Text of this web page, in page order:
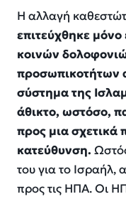
Η αλλαγή
επιτεύχθηκε
κοινών
προσωπικοτήτων
σύστημα της
άθικτο, ωστόσο,
προς μια σχετικά
κατεύθυνση.
του για το Ισραήλ,
προς τις ΗΠΑ. Οι